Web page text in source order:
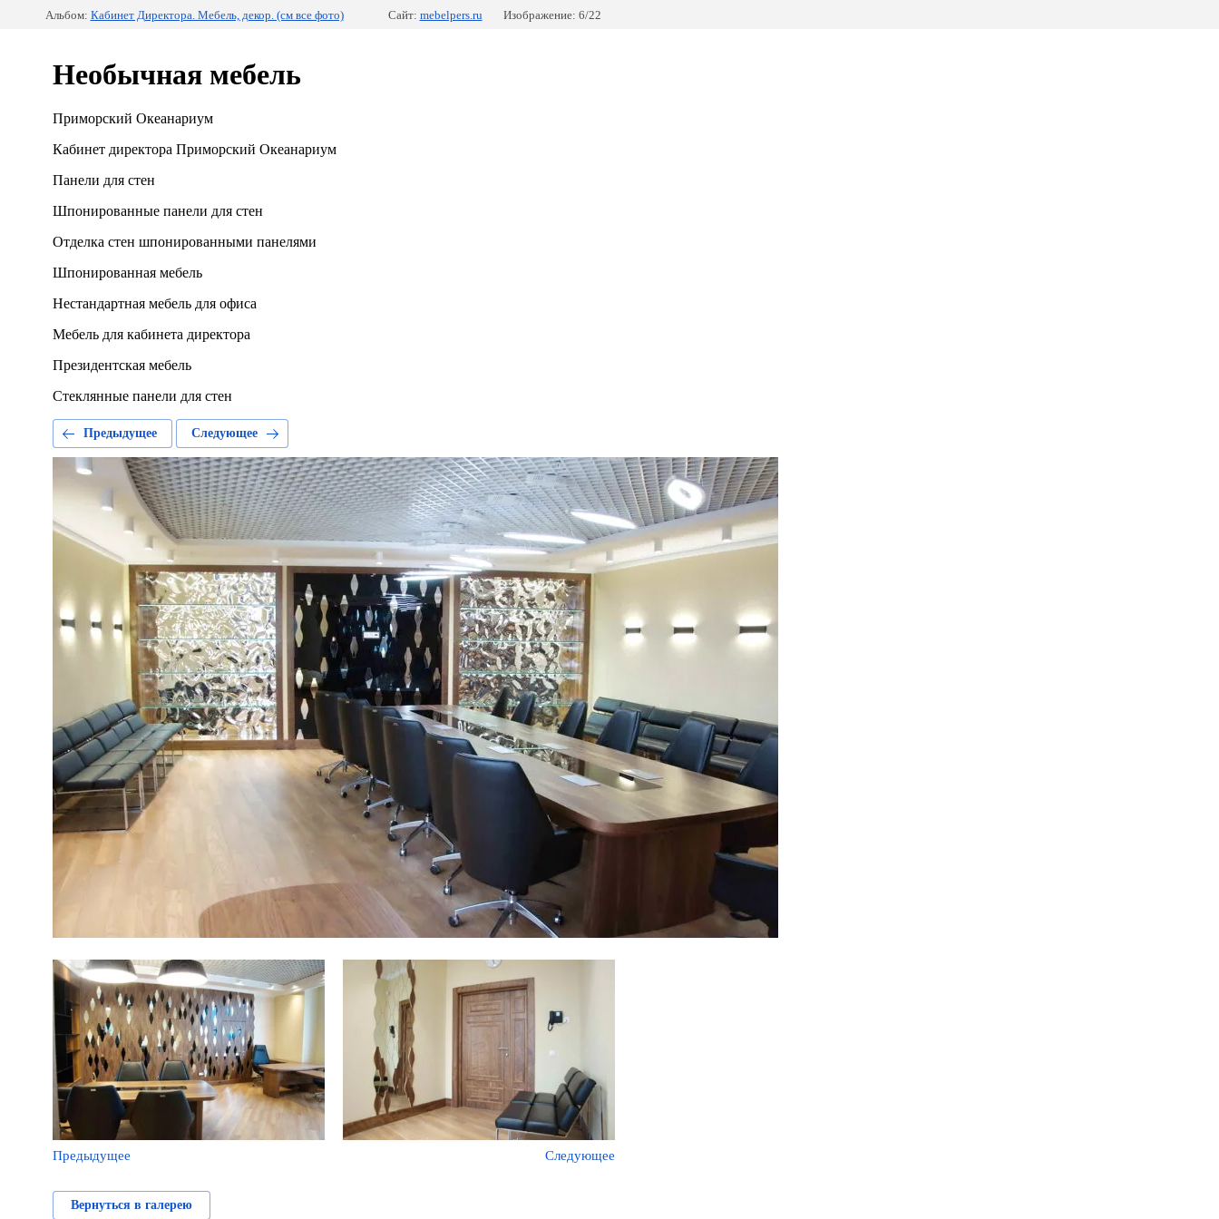
Альбом: Кабинет Директора. Мебель, декор. (см все фото) Сайт: mebelpers.ru Изображение: 6/22
Необычная мебель
Приморский Океанариум
Кабинет директора Приморский Океанариум
Панели для стен
Шпонированные панели для стен
Отделка стен шпонированными панелями
Шпонированная мебель
Нестандартная мебель для офиса
Мебель для кабинета директора
Президентская мебель
Стеклянные панели для стен
Предыдущее Следующее
Предыдущее Следующее
Вернуться в галерею